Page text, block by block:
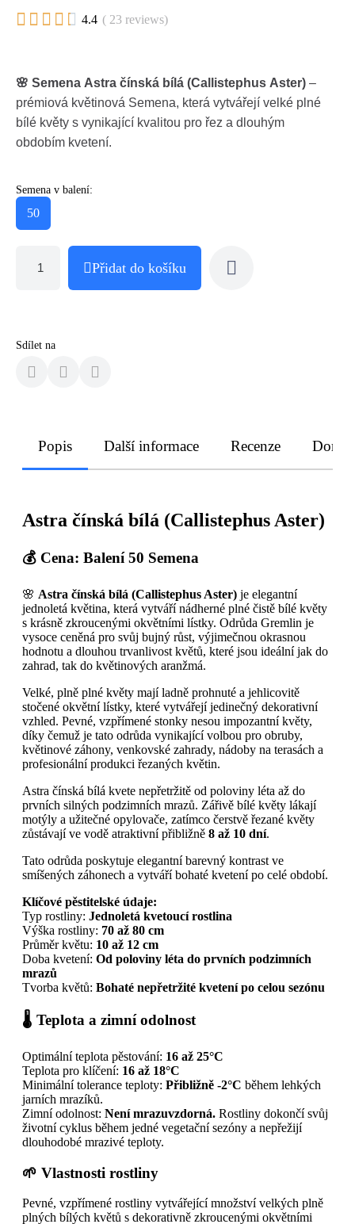
     4.4 ( 23 reviews)
🌸 Semena Astra čínská bílá (Callistephus Aster) –
prémiová květinová Semena, která vytvářejí velké plné
bílé květy s vynikající kvalitou pro řez a dlouhým
obdobím kvetení.
Semena v balení:
50
Přidat do košíku
Sdílet na
Popis Další informace Recenze
Astra čínská bílá (Callistephus Aster)
💰 Cena: Balení 50 Semena
🌸 Astra čínská bílá (Callistephus Aster) je elegantní
jednoletá květina, která vytváří nádherné plné čistě bílé květy
s krásně zkroucenými okvětními lístky. Odrůda Gremlin je
vysoce ceněná pro svůj bujný růst, výjimečnou okrasnou
hodnotu a dlouhou trvanlivost květů, které jsou ideální jak do
zahrad, tak do květinových aranžmá.
Velké, plně plné květy mají ladně prohnuté a jehlicovitě
stočené okvětní lístky, které vytvářejí jedinečný dekorativní
vzhled. Pevné, vzpřímené stonky nesou impozantní květy,
díky čemuž je tato odrůda vynikající volbou pro obruby,
květinové záhony, venkovské zahrady, nádoby na terasách a
profesionální produkci řezaných květin.
Astra čínská bílá kvete nepřetržitě od poloviny léta až do
prvních silných podzimních mrazů. Zářivě bílé květy lákají
motýly a užitečné opylovače, zatímco čerstvě řezané květy
zůstávají ve vodě atraktivní přibližně 8 až 10 dní.
Tato odrůda poskytuje elegantní barevný kontrast ve
smíšených záhonech a vytváří bohaté kvetení po celé období.
Klíčové pěstitelské údaje:
Typ rostliny: Jednoletá kvetoucí rostlina
Výška rostliny: 70 až 80 cm
Průměr květu: 10 až 12 cm
Doba kvetení: Od poloviny léta do prvních podzimních
mrazů
Tvorba květů: Bohaté nepřetržité kvetení po celou sezónu
🌡️ Teplota a zimní odolnost
Optimální teplota pěstování: 16 až 25°C
Teplota pro klíčení: 16 až 18°C
Minimální tolerance teploty: Přibližně -2°C během lehkých
jarních mrazíků.
Zimní odolnost: Není mrazuvzdorná. Rostliny dokončí svůj
životní cyklus během jedné vegetační sezóny a nepřežijí
dlouhodobé mrazivé teploty.
🌱 Vlastnosti rostliny
Pevné, vzpřímené rostliny vytvářející množství velkých plně
plných bílých květů s dekorativně zkroucenými okvětními